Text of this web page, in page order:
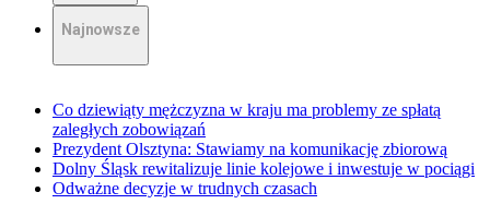
Najnowsze
Co dziewiąty mężczyzna w kraju ma problemy ze spłatą
zaległych zobowiązań
Prezydent Olsztyna: Stawiamy na komunikację zbiorową
Dolny Śląsk rewitalizuje linie kolejowe i inwestuje w pociągi
Odważne decyzje w trudnych czasach